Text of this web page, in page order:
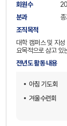
회원수 20
분과
조직목적
대학 캠퍼스 및 지
요목적으로 삼고 있
전년도 활동 내용
아침 기도회
겨울수련회